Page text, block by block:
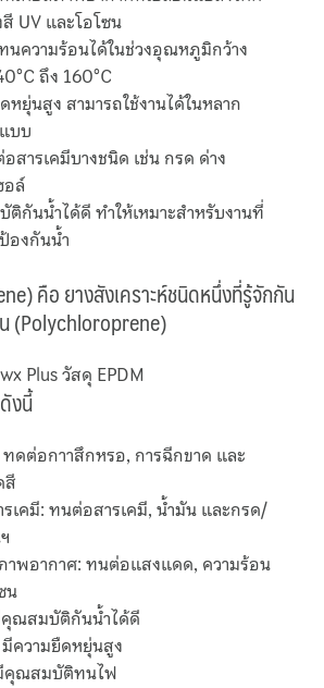
UV และโอโซน
นความร้อนได้ในช่วงอุณหภูมิกว้าง
ถึง 160°C
หยุ่นสูง สามารถใช้งานได้ในหลาก
บบ
สารเคมีบางชนิด เช่น กรด ด่าง
ล์
กันน้ำได้ดี ทำให้เหมาะสำหรับงานที่
องกันน้ำ
คือ ยางสังเคราะห์ชนิดหนึ่งที่รู้จักกัน
(Polychloroprene)
งนี้
ดต่อกาาสึกหรอ, การฉีกขาด และ
สี
เคมี: ทนต่อสารเคมี, น้ำมัน และกรด/
พอากาศ: ทนต่อแสงแดด, ความร้อน
น
ณสมบัติกันน้ำได้ดี
ความยืดหยุ่นสูง
คุณสมบัติทนไฟ